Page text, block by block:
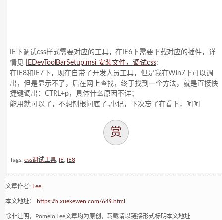
IE下调试css样式需要对应的工具，在IE6下需要下载对应的插件，详
情见
IEDevToolBarSetup.msi 安装文件，调试css;
在IE8和IE7下，现在自带了开发人员工具，但是我在Win7下可以调
出，但是显示不了，后在网上查找，终于找到一个方法，就是直接快
捷键调出：CTRL+p，具体什么原因不详；
能用就可以了，不想刨根问底了.,小记，下次忘了在看下，呵呵
赏
Tags: css调试工具 IE IE8
文章作者: Lee
本文地址： https://b.xuekewen.com/649.html
除非注明，Pomelo Lee文章均为原创，转载请以链接形式标明本文地址